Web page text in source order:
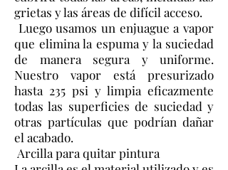
grietas y las áreas de difícil acceso.
Luego usamos un enjuague a vapor
que elimina la espuma y la suciedad
de manera segura y uniforme.
Nuestro vapor está presurizado
hasta 235 psi y limpia eficazmente
todas las superficies de suciedad y
otras partículas que podrían dañar
el acabado.
Arcilla para quitar pintura